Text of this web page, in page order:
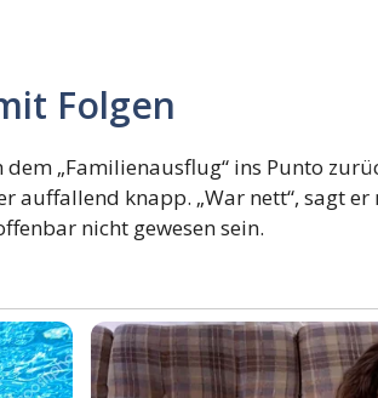
Folgen
dem „Familienausflug“ ins Punto
auffallend knapp. „War nett“, sagt
nicht gewesen sein.